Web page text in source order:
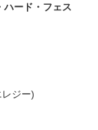
ハード・フェス
ジー)